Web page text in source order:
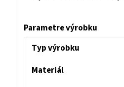
Parametre výrobku
Typ výrobku
Materiál